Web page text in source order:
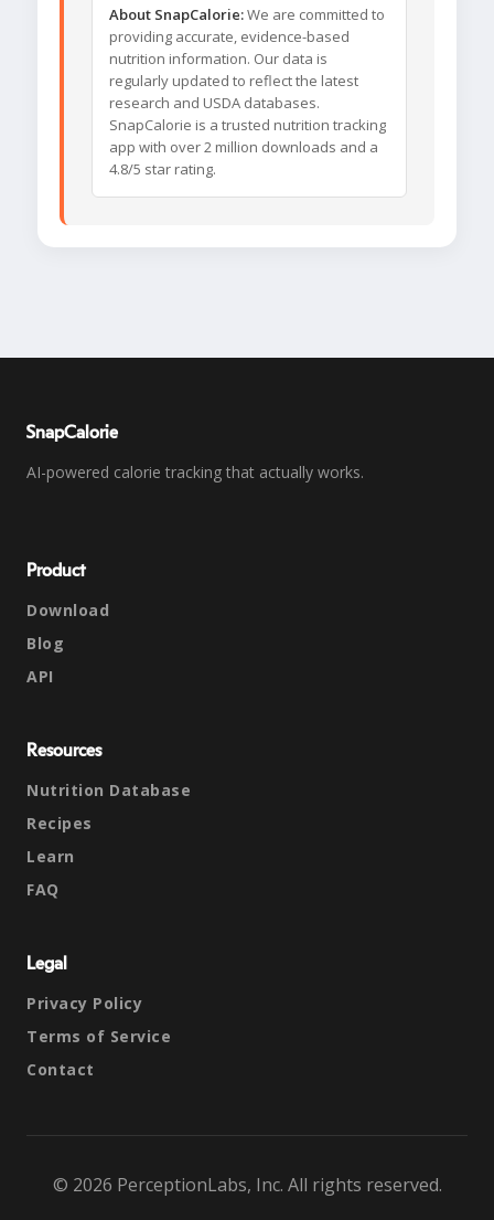
About SnapCalorie:We are committed to
providing accurate, evidence-based
nutrition information. Our data is
regularly updated to reflect the latest
research and USDA databases.
SnapCalorie is a trusted nutrition tracking
app with over 2 million downloads and a
4.8/5 star rating.
SnapCalorie
AI-powered calorie tracking that actually works.
Product
Download
Blog
API
Resources
Nutrition Database
Recipes
Learn
FAQ
Legal
Privacy Policy
Terms of Service
Contact
© 2026 PerceptionLabs, Inc. All rights reserved.